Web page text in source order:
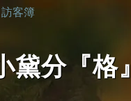
黛分『格』
訪客簿